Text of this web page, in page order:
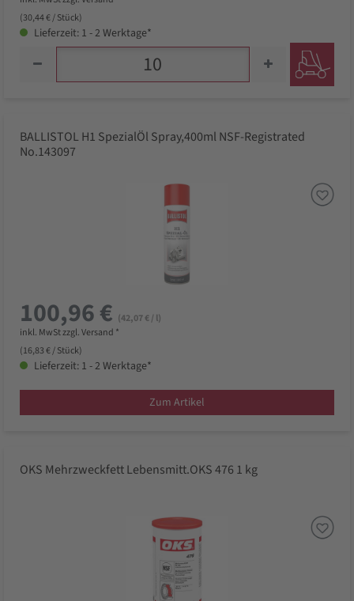
(30,44 € / Stück)
Lieferzeit: 1 - 2 Werktage*
BALLISTOL H1 SpezialÖl Spray,400ml NSF-Registrated
No.143097
100,96 € (42,07 € / l)
inkl. MwSt zzgl. Versand *
(16,83 € / Stück)
Lieferzeit: 1 - 2 Werktage*
Zum Artikel
OKS Mehrzweckfett Lebensmitt.OKS 476 1 kg